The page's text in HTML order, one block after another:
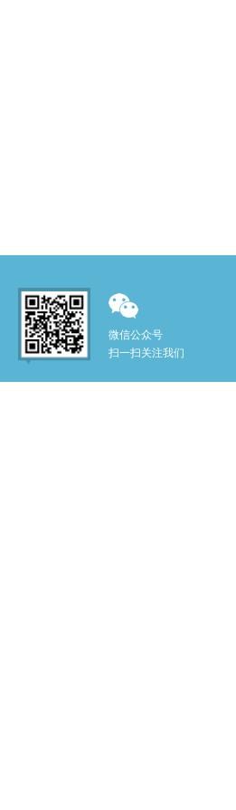
微信公众号
扫一扫关注我们